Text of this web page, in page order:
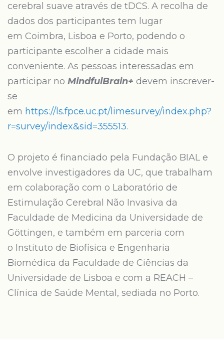
cerebral suave através de tDCS. A recolha de
dados dos participantes tem lugar
em Coimbra, Lisboa e Porto, podendo o
participante escolher a cidade mais
conveniente. As pessoas interessadas em
participar no MindfulBrain+ devem inscrever-
se
em https://ls.fpce.uc.pt/limesurvey/index.php?
r=survey/index&sid=355513.
O projeto é financiado pela Fundação BIAL e
envolve investigadores da UC, que trabalham
em colaboração com o Laboratório de
Estimulação Cerebral Não Invasiva da
Faculdade de Medicina da Universidade de
Göttingen, e também em parceria com
o Instituto de Biofísica e Engenharia
Biomédica da Faculdade de Ciências da
Universidade de Lisboa e com a REACH –
Clínica de Saúde Mental, sediada no Porto.